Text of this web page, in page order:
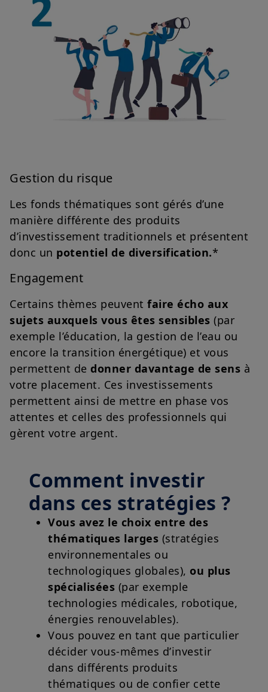
Gestion du risque
Les fonds thématiques sont gérés d’une
manière différente des produits
d’investissement traditionnels et présentent
donc un potentiel de diversification.*
Engagement
Certains thèmes peuvent faire écho aux
sujets auxquels vous êtes sensibles (par
exemple l’éducation, la gestion de l’eau ou
encore la transition énergétique) et vous
permettent de donner davantage de sens à
votre placement. Ces investissements
permettent ainsi de mettre en phase vos
attentes et celles des professionnels qui
gèrent votre argent.
Comment investir
dans ces stratégies ?
Vous avez le choix entre des
thématiques larges (stratégies
environnementales ou
technologiques globales), ou plus
spécialisées (par exemple
technologies médicales, robotique,
énergies renouvelables).
Vous pouvez en tant que particulier
décider vous-mêmes d’investir
dans différents produits
thématiques ou de confier cette